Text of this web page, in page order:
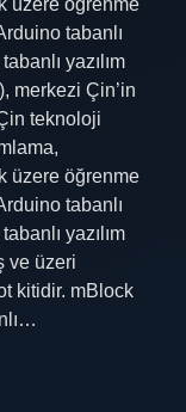
üzere öğrenme
tabanlı
yazılım
merkezi Çin’in
teknoloji
üzere öğrenme
tabanlı
yazılım
ve üzeri
kitidir. mBlock